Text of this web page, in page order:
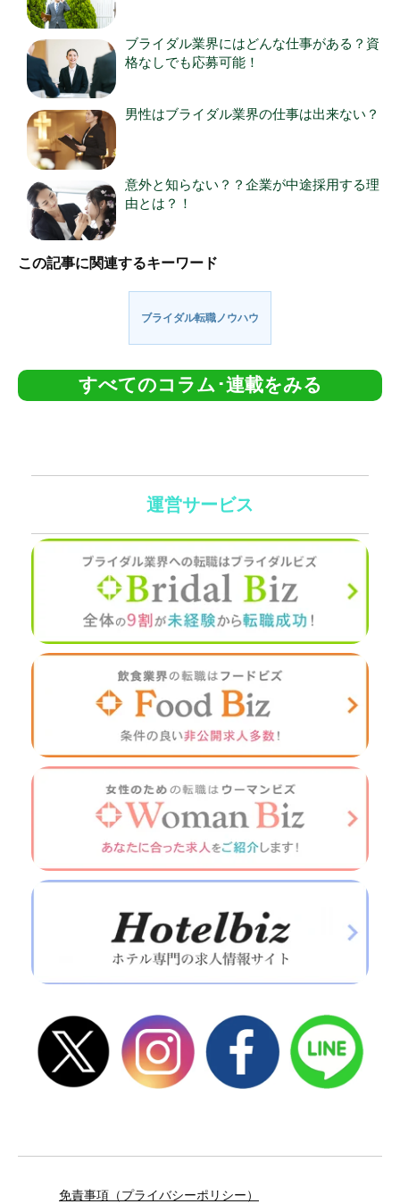
ブライダル業界にはどんな仕事がある？資
格なしでも応募可能！
男性はブライダル業界の仕事は出来ない？
意外と知らない？？企業が中途採用する理
由とは？！
この記事に関連するキーワード
ブライダル転職ノウハウ
すべてのコラム･連載をみる
運営サービス
免責事項（プライバシーポリシー）